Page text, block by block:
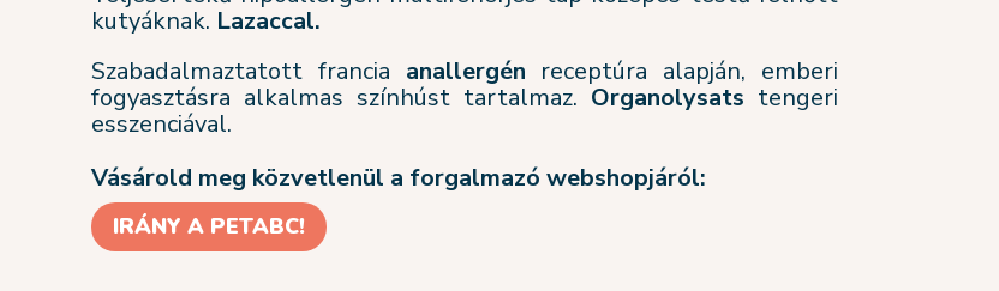
kutyáknak. Lazaccal.
Szabadalmaztatott francia anallergén receptúra alapján, emberi
fogyasztásra alkalmas színhúst tartalmaz. Organolysats tengeri
esszenciával.
Vásárold meg közvetlenül a forgalmazó webshopjáról:
IRÁNY A PETABC!